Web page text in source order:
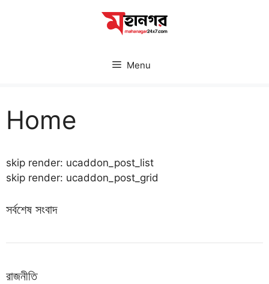
Menu
Home
skip render: ucaddon_post_list
skip render: ucaddon_post_grid
সর্বশেষ সংবাদ
রাজনীতি